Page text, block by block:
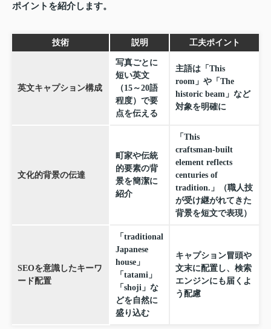
ポイントを紹介します。
技術 説明 工夫ポイント
英文キャプション構成
写真ごとに
短い英文
（15～20語
程度）で要
点を伝える
主語は「This
room」や「The
historic beam」など
対象を明確に
文化的背景の伝達
町家や伝統
的要素の背
景を簡潔に
紹介
「This
craftsman‑built
element reflects
centuries of
tradition.」（職人技
が受け継がれてきた
背景を短文で表現）
SEOを意識したキーワ
ード配置
「traditional
Japanese
house」
「tatami」
「shoji」な
どを自然に
盛り込む
キャプション冒頭や
文末に配置し、検索
エンジンにも届くよ
う配慮